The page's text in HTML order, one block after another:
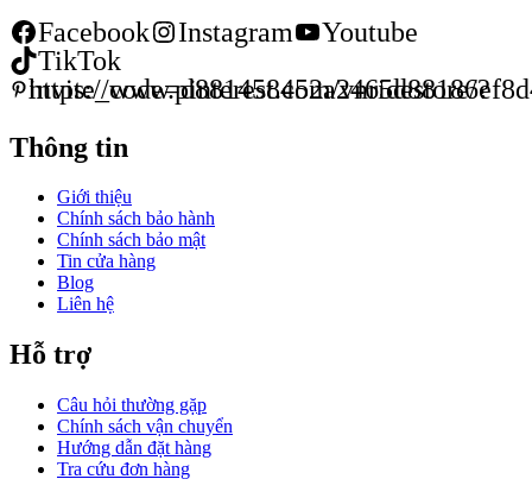
Facebook Instagram
Youtube
TikTok
https://www.pinterest.com/vnridestore/
Thông tin
Giới thiệu
Chính sách bảo hành
Chính sách bảo mật
Tin cửa hàng
Blog
Liên hệ
Hỗ trợ
Câu hỏi thường gặp
Chính sách vận chuyển
Hướng dẫn đặt hàng
Tra cứu đơn hàng